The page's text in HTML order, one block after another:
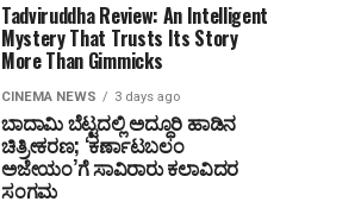
Tadviruddha Review: An Intelligent
Mystery That Trusts Its Story
More Than Gimmicks
CINEMA NEWS 3 days ago
ಬಾದಾಮಿ ಬೆಟ್ಟದಲ್ಲಿ ಅದ್ಧೂರಿ ಹಾಡಿನ
ಚಿತ್ರೀಕರಣ; ‘ಕರ್ಣಾಟಬಲಂ
ಅಜೇಯಂ’ಗೆ ಸಾವಿರಾರು ಕಲಾವಿದರ
ಸಂಗಮ